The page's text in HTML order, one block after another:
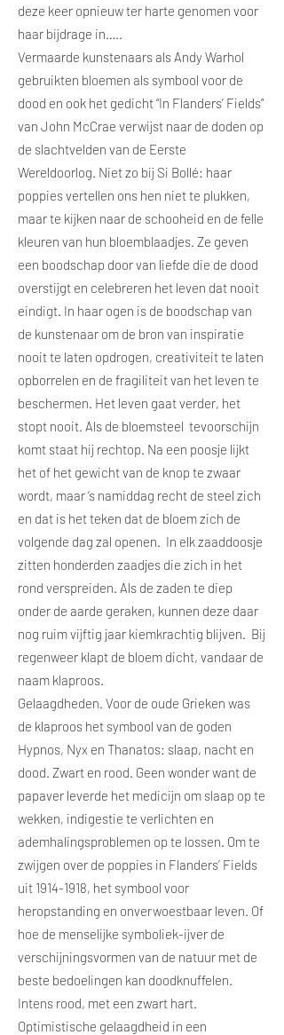
deze keer opnieuw ter harte genomen voor
haar bijdrage in…..
Vermaarde kunstenaars als Andy Warhol
gebruikten bloemen als symbool voor de
dood en ook het gedicht “In Flanders’ Fields”
van John McCrae verwijst naar de doden op
de slachtvelden van de Eerste
Wereldoorlog. Niet zo bij Si Bollé: haar
poppies vertellen ons hen niet te plukken,
maar te kijken naar de schooheid en de felle
kleuren van hun bloemblaadjes. Ze geven
een boodschap door van liefde die de dood
overstijgt en celebreren het leven dat nooit
eindigt. In haar ogen is de boodschap van
de kunstenaar om de bron van inspiratie
nooit te laten opdrogen, creativiteit te laten
opborrelen en de fragiliteit van het leven te
beschermen. Het leven gaat verder, het
stopt nooit. Als de bloemsteel tevoorschijn
komt staat hij rechtop. Na een poosje lijkt
het of het gewicht van de knop te zwaar
wordt, maar ‘s namiddag recht de steel zich
en dat is het teken dat de bloem zich de
volgende dag zal openen. In elk zaaddoosje
zitten honderden zaadjes die zich in het
rond verspreiden. Als de zaden te diep
onder de aarde geraken, kunnen deze daar
nog ruim vijftig jaar kiemkrachtig blijven. Bij
regenweer klapt de bloem dicht, vandaar de
naam klaproos.
Gelaagdheden. Voor de oude Grieken was
de klaproos het symbool van de goden
Hypnos, Nyx en Thanatos: slaap, nacht en
dood. Zwart en rood. Geen wonder want de
papaver leverde het medicijn om slaap op te
wekken, indigestie te verlichten en
ademhalingsproblemen op te lossen. Om te
zwijgen over de poppies in Flanders’ Fields
uit 1914-1918, het symbool voor
heropstanding en onverwoestbaar leven. Of
hoe de menselijke symboliek-ijver de
verschijningsvormen van de natuur met de
beste bedoelingen kan doodknuffelen.
Intens rood, met een zwart hart.
Optimistische gelaagdheid in een